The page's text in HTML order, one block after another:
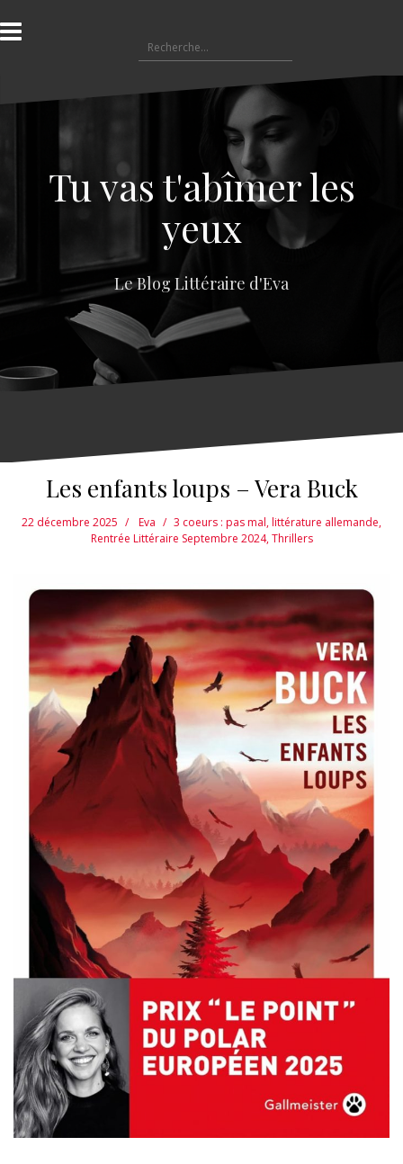
l
a
e
e
Tu vas t'abîmer les
yeux
Le Blog Littéraire d'Eva
Les enfants loups – Vera Buck
22 décembre 2025 Eva 3 coeurs : pas mal,littérature allemande,
Rentrée Littéraire Septembre 2024,Thrillers